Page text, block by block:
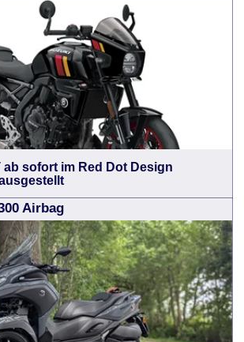
ab sofort im Red Dot Design
Airbag